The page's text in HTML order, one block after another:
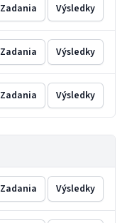
Zadania Výsledky
Zadania Výsledky
Zadania Výsledky
Zadania Výsledky